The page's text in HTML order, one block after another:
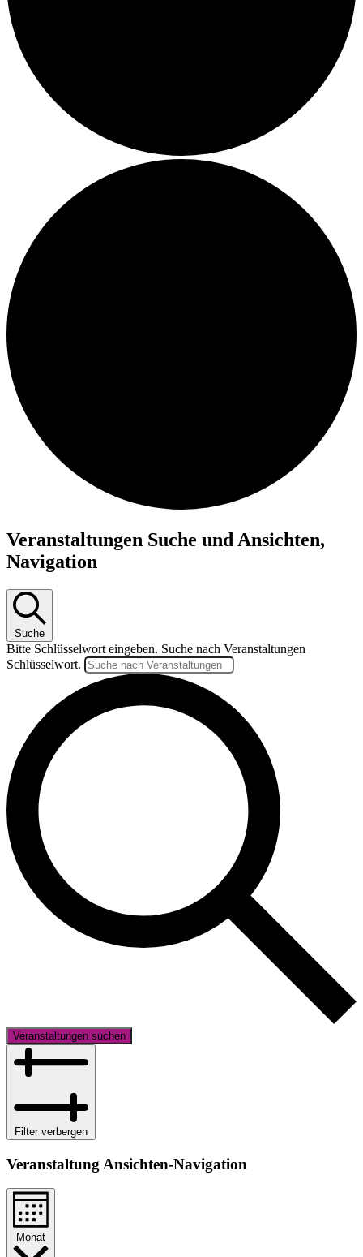
Veranstaltungen
Veranstaltungen Suche und Ansichten,
Navigation
Suche
Bitte Schlüsselwort eingeben. Suche nach Veranstaltungen
Schlüsselwort.
Veranstaltungen suchen
Filter verbergen
Veranstaltung Ansichten-Navigation
Monat